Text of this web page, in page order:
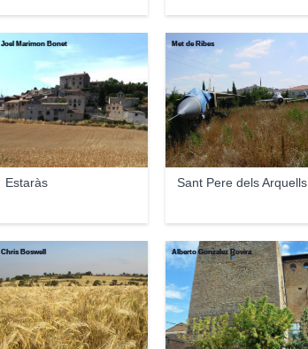
Estaràs
Joel Marimon Bonet
Sant Pere dels Arquells
Met de Ribes
Chris Boswell Alberto Gonzalez Rovira